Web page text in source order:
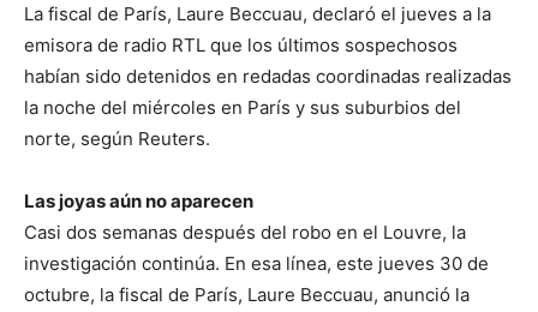
La fiscal de París, Laure Beccuau, declaró el jueves a la
emisora de radio RTL que los últimos sospechosos
habían sido detenidos en redadas coordinadas realizadas
la noche del miércoles en París y sus suburbios del
norte, según Reuters.
Las joyas aún no aparecen
Casi dos semanas después del robo en el Louvre, la
investigación continúa. En esa línea, este jueves 30 de
octubre, la fiscal de París, Laure Beccuau, anunció la